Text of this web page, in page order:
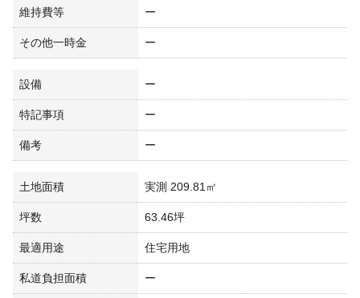
維持費等 ー
その他一時金 ー
設備 ー
特記事項 ー
備考 ー
土地面積 実測 209.81㎡
坪数 63.46坪
最適用途 住宅用地
私道負担面積 ー